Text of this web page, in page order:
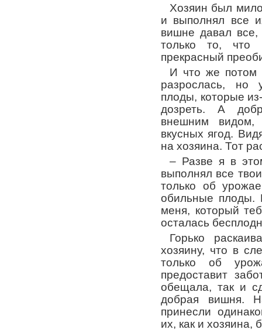
Хозяин был
и выполнял все
вишне давал
только то, что
прекрасный
И что же потом
разрослась, но
плоды, которые
дозреть. А
внешним
вкусных ягод.
на хозяина. Тот
– Разве я в
выполнял все
только об
обильные плоды.
меня, который
осталась
Горько
хозяину, что в
только об
предоставит
обещала, так и
добрая вишня.
принесли
их, как и хозяина,